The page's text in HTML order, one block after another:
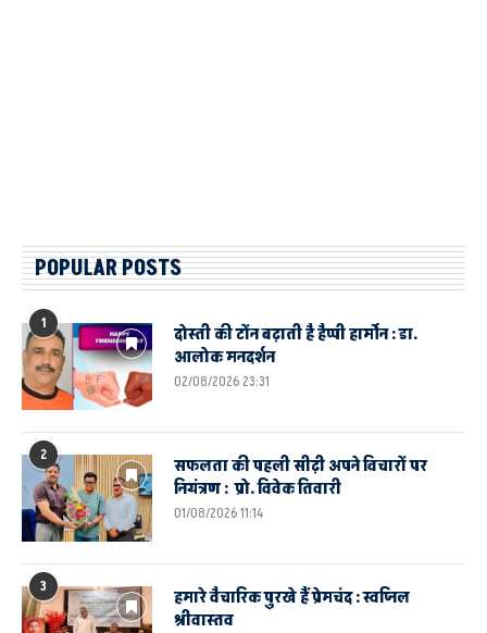
POPULAR POSTS
1
दोस्ती की टोंन बढ़ाती है हैप्पी हार्मोन : डा.
आलोक मनदर्शन
02/08/2026 23:31
2
सफलता की पहली सीढ़ी अपने विचारों पर
नियंत्रण : प्रो. विवेक तिवारी
01/08/2026 11:14
3
हमारे वैचारिक पुरखे हैं प्रेमचंद : स्वप्निल
श्रीवास्तव